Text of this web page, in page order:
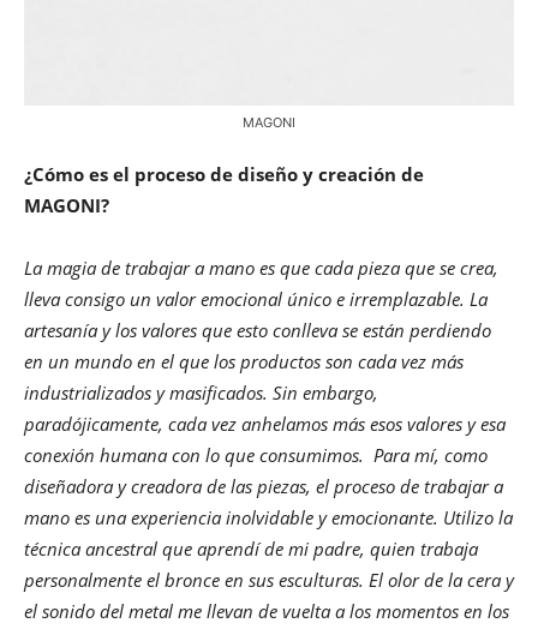
MAGONI
¿Cómo es el proceso de diseño y creación de
MAGONI?
La magia de trabajar a mano es que cada pieza que se crea,
lleva consigo un valor emocional único e irremplazable. La
artesanía y los valores que esto conlleva se están perdiendo
en un mundo en el que los productos son cada vez más
industrializados y masificados. Sin embargo,
paradójicamente, cada vez anhelamos más esos valores y esa
conexión humana con lo que consumimos. Para mí, como
diseñadora y creadora de las piezas, el proceso de trabajar a
mano es una experiencia inolvidable y emocionante. Utilizo la
técnica ancestral que aprendí de mi padre, quien trabaja
personalmente el bronce en sus esculturas. El olor de la cera y
el sonido del metal me llevan de vuelta a los momentos en los